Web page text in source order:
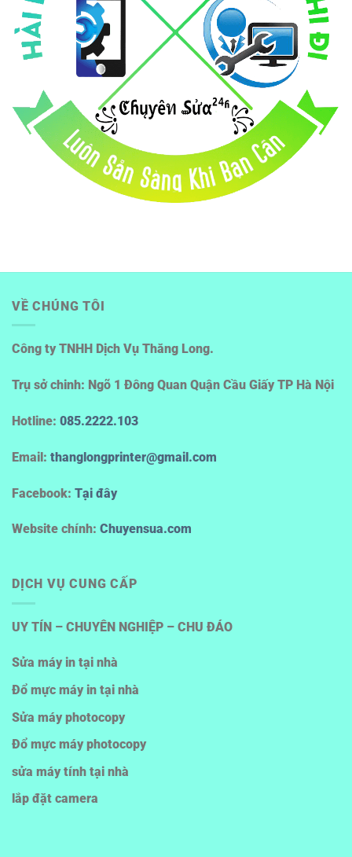
VỀ CHÚNG TÔI
Công ty TNHH Dịch Vụ Thăng Long.
Trụ sở chinh: Ngõ 1 Đông Quan Quận Cầu Giấy TP Hà Nội
Hotline: 085.2222.103
Email: thanglongprinter@gmail.com
Facebook: Tại đây
Website chính: Chuyensua.com
DỊCH VỤ CUNG CẤP
UY TÍN – CHUYÊN NGHIỆP – CHU ĐÁO
Sửa máy in tại nhà
Đổ mực máy in tại nhà
Sửa máy photocopy
Đổ mực máy photocopy
sửa máy tính tại nhà
lắp đặt camera